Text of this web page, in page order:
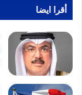
أقرا ايضا